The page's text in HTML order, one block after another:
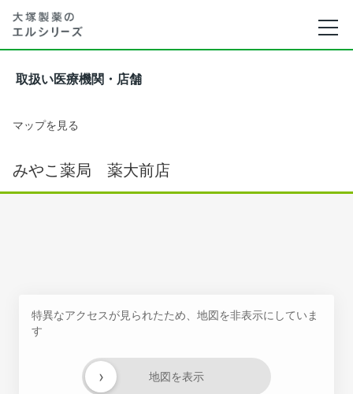
取扱い医療機関・店舗
マップを見る
みやこ薬局 薬大前店
特異なアクセスが見られたため、地図を非表示にしていま
す
地図を表示
›